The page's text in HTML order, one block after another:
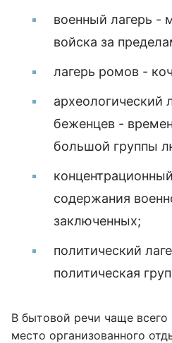
военный лагерь -
войска за
лагерь ромов -
археологический
беженцев -
большой группы
содержания
заключенных;
политический
политическая
В бытовой речи чаще всего
место организованного